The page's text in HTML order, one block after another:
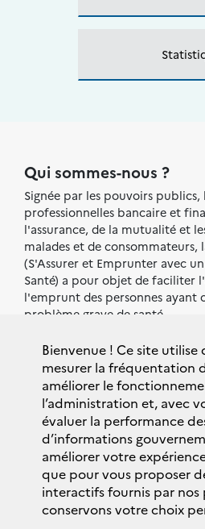
Bienvenue ! Ce site utilise
mesurer la fréquentation
améliorer le
l’administration et, avec
évaluer la performance
d’informations
améliorer votre
que pour vous proposer
interactifs fournis par nos
conservons votre choix
Qui sommes-nous ?
Signée par les pouvoirs publics,
professionnelles bancaire et
l'assurance, de la mutualité et
malades et de consommateurs,
(S'Assurer et Emprunter avec
Santé) a pour objet de faciliter
l'emprunt des personnes ayant
problème grave de santé.
Sont également
Convention AERAS :